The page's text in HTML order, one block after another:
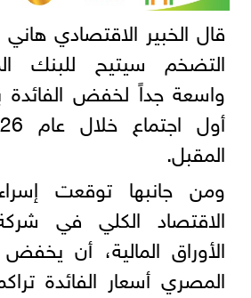
قال الخبير الاقتصادي هاني
التضخم سيتيح للبنك
المقبل.
ومن جانبها توقعت
الاقتصاد الكلي في
الأوراق المالية، أن